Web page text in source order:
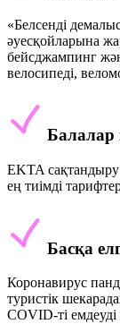
«Белсенді
әуесқойларына
бейсджампинг
велосипеді,
Балалар
EKTA
ең тиімді
Басқа
Коронавирус
туристік
COVID-ті